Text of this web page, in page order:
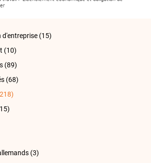
d'entreprise (15)
(10)
(89)
(68)
(3)